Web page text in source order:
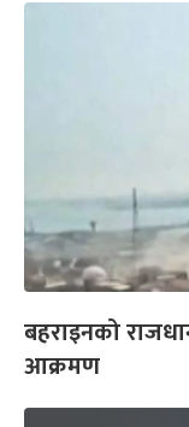
बहराइनको
आक्रमण